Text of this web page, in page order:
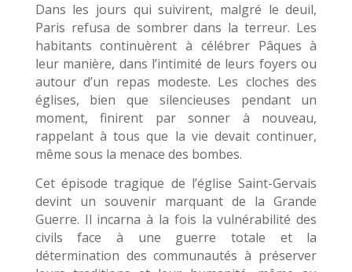
Dans les jours qui suivirent, malgré le deuil,
Paris refusa de sombrer dans la terreur. Les
habitants continuèrent à célébrer Pâques à
leur manière, dans l’intimité de leurs foyers ou
autour d’un repas modeste. Les cloches des
églises, bien que silencieuses pendant un
moment, finirent par sonner à nouveau,
rappelant à tous que la vie devait continuer,
même sous la menace des bombes.
Cet épisode tragique de l’église Saint-Gervais
devint un souvenir marquant de la Grande
Guerre. Il incarna à la fois la vulnérabilité des
civils face à une guerre totale et la
détermination des communautés à préserver